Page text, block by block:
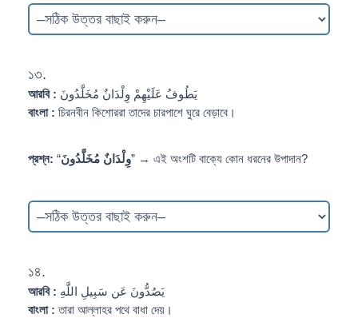
১৩.
আরবি : يَطُوفُ عَلَيْهِمْ وِلْدَانٌ مُخَلَّدُونَ
বাংলা : চিরনবীন কিশোররা তাদের চারপাশে ঘুরে বেড়াবে।
প্রশ্ন: “وِلْدَانٌ مُخَلَّدُونَ” → এই অংশটি বাক্যে কোন ধরনের উপাদান?
১৪.
আরবি : يَصُدُّونَ عَن سَبِيلِ اللَّهِ
বাংলা : তারা আল্লাহর পথে বাধা দেয়।